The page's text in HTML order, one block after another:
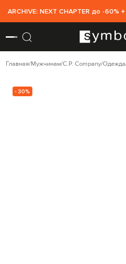
ARCHIVE: NEXT CHAPTER до -60%
Главная Мужчинам C.P. Company Одежда
- 30%